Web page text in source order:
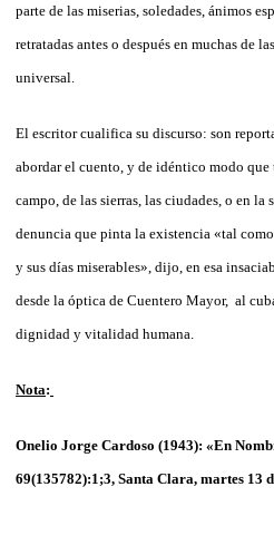
parte de las miserias, soledades, ánimos
retratadas antes o después en muchas de
universal.
El escritor cualifica su discurso: son
abordar el cuento, y de idéntico modo
campo, de las sierras, las ciudades, o en la
denuncia que pinta la existencia «tal
y sus días miserables», dijo, en esa
desde la óptica de Cuentero Mayor, al
dignidad y vitalidad humana.
Nota:
Onelio Jorge Cardoso (1943): «En
69(135782):1;3, Santa Clara, martes 13